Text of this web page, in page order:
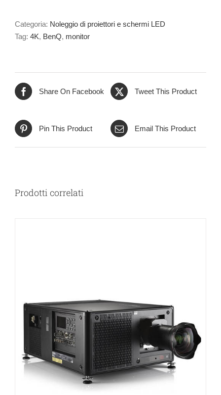
Categoria: Noleggio di proiettori e schermi LED
Tag: 4K, BenQ, monitor
Share On Facebook Tweet This Product
Pin This Product Email This Product
Prodotti correlati